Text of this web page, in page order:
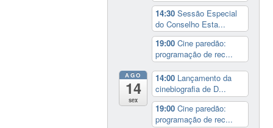
14:30Sessão Especial
do Conselho Esta...
19:00Cine paredão:
programação de rec...
AGO
14
sex
14:00 Lançamento da
cinebiografia de D...
19:00Cine paredão:
programação de rec...